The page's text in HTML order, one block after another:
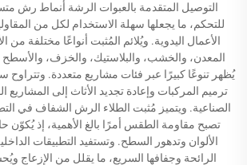
التوصيل المتقدمة بالعبوات الرشة أنماط رش
للتحكم، ما يجعلها سهلة الاستخدام لكل من
الأعمال اليدوية. ويُلائم المُثبت أنواعًا مختلفة
المعدن، والخشب، والبلاستيك، والخزف، والأسطح
يُظهر تنوعًا كبيرًا عبر فئات مشاريع متعددة. وتتراوح
ترميم المركبات وإعادة تجديد الأثاث إلى المشاريع
الصناعية. ويتميز مُثبت الطلاء الرش الشفاف في
تصبح مقاومة الطقس أمرًا بالغ الأهمية، إذ يُكوّن
الألوان وتدهور السطح. وتستفيد التطبيقات
الرائحة وجفافها السريع، ما يقلل من الإزعاج